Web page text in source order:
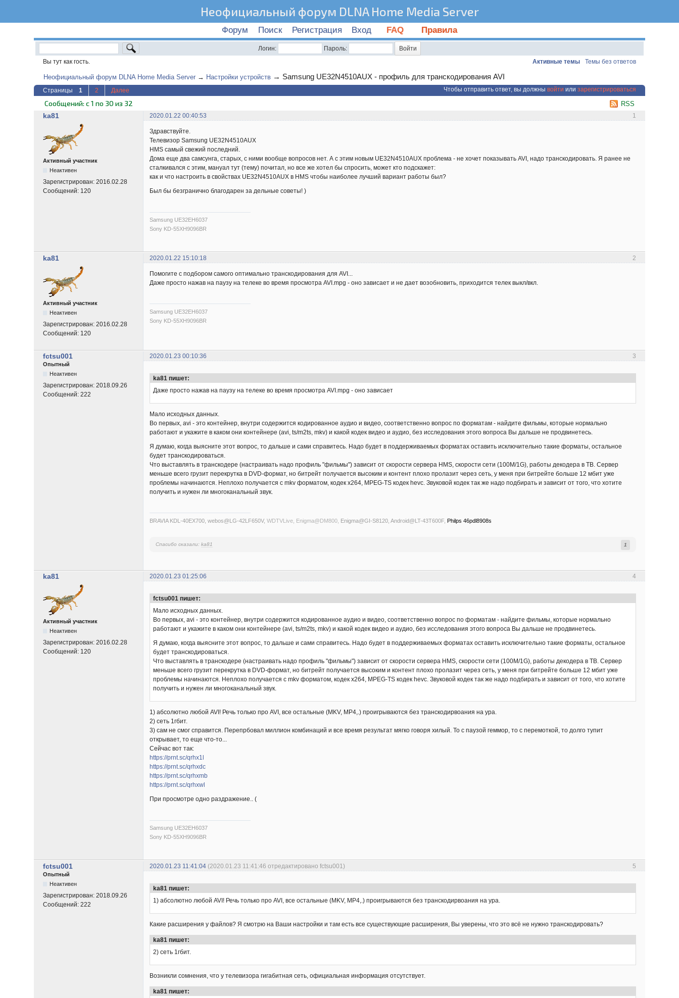
Неофициальный форум DLNA Home Media Server
Форум Поиск Регистрация Вход FAQ Правила
Логин:
Пароль:
Вы тут как гость.
Активные темы Темы без ответов
Неофициальный форум DLNA Home Media Server → Настройки устройств → Samsung UE32N4510AUX - профиль для транскодирования AVI
Страницы 1 2 Далее Чтобы отправить ответ, вы должны войти или зарегистрироваться
RSS
Сообщений: с 1 по 30 из 32
1
ka81 2020.01.22 00:40:53
Активный участник
Неактивен
Зарегистрирован:2016.02.28
Сообщений: 120
Здравствуйте.
Телевизор Samsung UE32N4510AUX
HMS самый свежий последний.
Дома еще два самсунга, старых, с ними вообще вопросов нет. А с этим новым UE32N4510AUX проблема - не хочет показывать AVI, надо транскодировать. Я ранее не
сталкивался с этим, мануал тут (тему) почитал, но все же хотел бы спросить, может кто подскажет:
как и что настроить в свойствах UE32N4510AUX в HMS чтобы наиболее лучший вариант работы был?
Был бы безгранично благодарен за дельные советы! )
Samsung UE32EH6037
Sony KD-55XH9096BR
2
ka81 2020.01.22 15:10:18
Активный участник
Неактивен
Зарегистрирован:2016.02.28
Сообщений: 120
Помогите с подбором самого оптимально транскодирования для AVI...
Даже просто нажав на паузу на телеке во время просмотра AVI.mpg - оно зависает и не дает возобновить, приходится телек выкл/вкл.
Samsung UE32EH6037
Sony KD-55XH9096BR
3
fctsu001 2020.01.23 00:10:36
Опытный
Неактивен
Зарегистрирован:2018.09.26
Сообщений:222
ka81 пишет:
Даже просто нажав на паузу на телеке во время просмотра AVI.mpg - оно зависает
Мало исходных данных.
Во первых, avi - это контейнер, внутри содержится кодированное аудио и видео, соответственно вопрос по форматам - найдите фильмы, которые нормально
работают и укажите в каком они контейнере (avi, ts/m2ts, mkv) и какой кодек видео и аудио, без исследования этого вопроса Вы дальше не продвинетесь.
Я думаю, когда выясните этот вопрос, то дальше и сами справитесь. Надо будет в поддерживаемых форматах оставить исключительно такие форматы, остальное
будет транскодироваться.
Что выставлять в транскодере (настраивать надо профиль "фильмы") зависит от скорости сервера HMS, скорости сети (100M/1G), работы декодера в ТВ. Сервер
меньше всего грузит перекрутка в DVD-формат, но битрейт получается высоким и контент плохо пролазит через сеть, у меня при битрейте больше 12 мбит уже
проблемы начинаются. Неплохо получается с mkv форматом, кодек x264, MPEG-TS кодек hevc. Звуковой кодек так же надо подбирать и зависит от того, что хотите
получить и нужен ли многоканальный звук.
BRAVIA KDL-40EX700, webos@LG-42LF650V,WDTVLive, Enigma@DM800, Enigma@GI-S8120, Android@LT-43T600F,Philps 46pdl8908s
Спасибо сказали:ka81 1
4
ka81 2020.01.23 01:25:06
Активный участник
Неактивен
Зарегистрирован:2016.02.28
Сообщений: 120
fctsu001 пишет:
Мало исходных данных.
Во первых, avi - это контейнер, внутри содержится кодированное аудио и видео, соответственно вопрос по форматам - найдите фильмы, которые нормально
работают и укажите в каком они контейнере (avi, ts/m2ts, mkv) и какой кодек видео и аудио, без исследования этого вопроса Вы дальше не продвинетесь.
Я думаю, когда выясните этот вопрос, то дальше и сами справитесь. Надо будет в поддерживаемых форматах оставить исключительно такие форматы, остальное
будет транскодироваться.
Что выставлять в транскодере (настраивать надо профиль "фильмы") зависит от скорости сервера HMS, скорости сети (100M/1G), работы декодера в ТВ. Сервер
меньше всего грузит перекрутка в DVD-формат, но битрейт получается высоким и контент плохо пролазит через сеть, у меня при битрейте больше 12 мбит уже
проблемы начинаются. Неплохо получается с mkv форматом, кодек x264, MPEG-TS кодек hevc. Звуковой кодек так же надо подбирать и зависит от того, что хотите
получить и нужен ли многоканальный звук.
1) абсолютно любой AVI! Речь только про AVI, все остальные (MKV, MP4,.) проигрываются без транскодирвоания на ура.
2) сеть 1гбит.
3) сам не смог справится. Перепрбовал миллион комбинаций и все время результат мягко говоря хилый. То с паузой геммор, то с перемоткой, то долго тупит
открывает, то еще что-то...
Сейчас вот так:
https://prnt.sc/qrhx1l
https://prnt.sc/qrhxdc
https://prnt.sc/qrhxmb
https://prnt.sc/qrhxwl
При просмотре одно раздражение.. (
Samsung UE32EH6037
Sony KD-55XH9096BR
5
fctsu001 2020.01.23 11:41:04 (2020.01.23 11:41:46 отредактировано fctsu001)
Опытный
Неактивен
Зарегистрирован:2018.09.26
Сообщений:222
ka81 пишет:
1) абсолютно любой AVI! Речь только про AVI, все остальные (MKV, MP4,.) проигрываются без транскодирвоания на ура.
Какие расширения у файлов? Я смотрю на Ваши настройки и там есть все существующие расширения, Вы уверены, что это всё не нужно транскодировать?
ka81 пишет:
2) сеть 1гбит.
Возникли сомнения, что у телевизора гигабитная сеть, официальная информация отсутствует.
ka81 пишет: